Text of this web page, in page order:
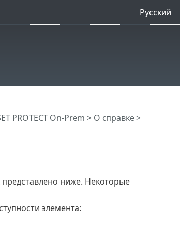
Русский
PROTECT On-Prem > О справке>
представлено ниже. Некоторые
элемента: